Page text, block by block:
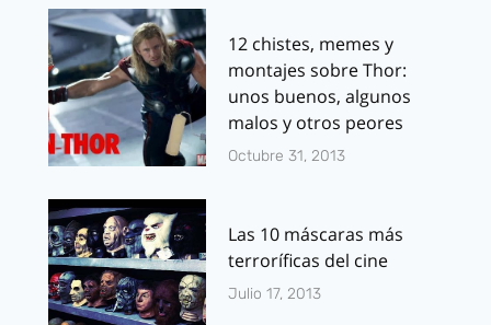
12 chistes, memes y
montajes sobre Thor:
unos buenos, algunos
malos y otros peores
Octubre 31, 2013
Las 10 máscaras más
terroríficas del cine
Julio 17, 2013